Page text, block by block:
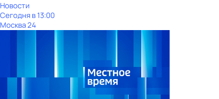
Новости
Сегодня в 13:00
Москва 24